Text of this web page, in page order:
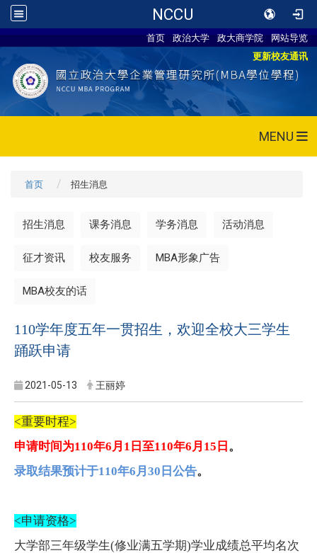
NCCU
首页 政治大学 政大商学院
网站导览
更新校友通讯
MENU
首页 招生消息
招生消息 课务消息 学务消息 活动消息
征才资讯 校友服务 MBA形象广告
MBA校友的话
110学年度五年一贯招生，欢迎全校大三学生
踊跃申请
2021-05-13 王丽婷
<重要时程>
申请时间为110年6 月 1 日至110年6 月 15 日 。
录取结果预计于110年6 月 30 日公告。
<申请资格>
大学部三年级学生(修业满五学期)学业成绩总平均名次